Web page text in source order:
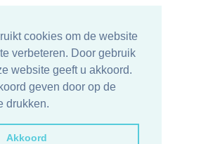
cookies om de website
verbeteren. Door gebruik
website geeft u akkoord.
geven door op de
drukken.
Akkoord